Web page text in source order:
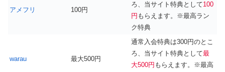
アメフリ 100円
ろ、当サイト特典として100
円 もらえます。※最高ラン
ク特典
warau 最大500円
通常入会特典は300円のとこ
ろ、当サイト特典として最
大500円 もらえます。※最高